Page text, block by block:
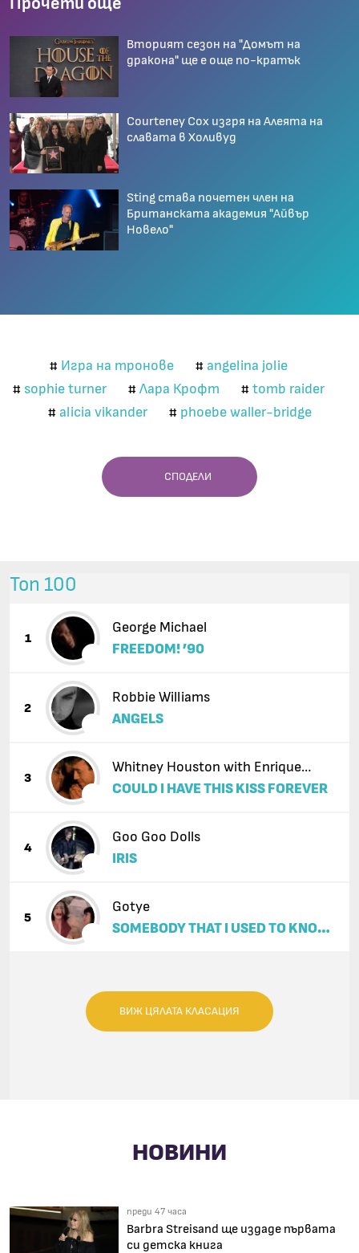
Вторият сезон на "Домът на
дракона" ще е още по-кратък
Courteney Cox изгря на Алеята на
славата в Холивуд
Sting става почетен член на
Британската академия "Айвър
Новело"
# Игра на тронове # angelina jolie
# sophie turner # Лара Крофт # tomb raider
# alicia vikander # phoebe waller-bridge
СПОДЕЛИ
Топ 100
1
George Michael
FREEDOM! ’90
2
Robbie Williams
ANGELS
3
Whitney Houston with Enrique
Iglesias
COULD I HAVE THIS KISS FOREVER
4
Goo Goo Dolls
IRIS
5
Gotye
SOMEBODY THAT I USED TO KNOW
ВИЖ ЦЯЛАТА КЛАСАЦИЯ
НОВИНИ
преди 47 часа
Barbra Streisand ще издаде първата
си детска книга